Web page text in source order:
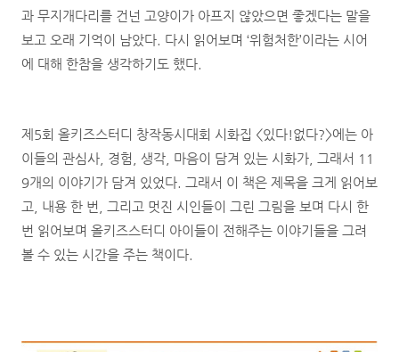
과 무지개다리를 건넌 고양이가 아프지 않았으면 좋겠다는 말을
보고 오래 기억이 남았다. 다시 읽어보며 ‘위험처한’이라는 시어
에 대해 한참을 생각하기도 했다.
제5회 올키즈스터디 창작동시대회 시화집 <있다!없다?>에는 아
이들의 관심사, 경험, 생각, 마음이 담겨 있는 시화가, 그래서 11
9개의 이야기가 담겨 있었다. 그래서 이 책은 제목을 크게 읽어보
고, 내용 한 번, 그리고 멋진 시인들이 그린 그림을 보며 다시 한
번 읽어보며 올키즈스터디 아이들이 전해주는 이야기들을 그려
볼 수 있는 시간을 주는 책이다.